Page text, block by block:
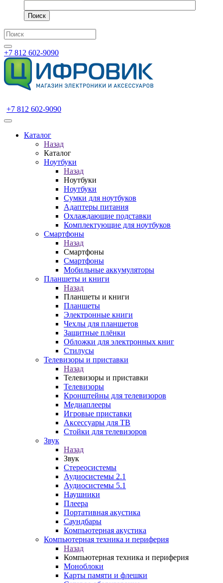
Поиск
+7 812 602-9090
+7 812 602-9090
Каталог
Назад
Каталог
Ноутбуки
Назад
Ноутбуки
Ноутбуки
Сумки для ноутбуков
Адаптеры питания
Охлаждающие подставки
Комплектующие для ноутбуков
Смартфоны
Назад
Смартфоны
Смартфоны
Мобильные аккумуляторы
Планшеты и книги
Назад
Планшеты и книги
Планшеты
Электронные книги
Чехлы для планшетов
Защитные плёнки
Обложки для электронных книг
Стилусы
Телевизоры и приставки
Назад
Телевизоры и приставки
Телевизоры
Кронштейны для телевизоров
Медиаплееры
Игровые приставки
Аксессуары для ТВ
Стойки для телевизоров
Звук
Назад
Звук
Стереосистемы
Аудиосистемы 2.1
Аудиосистемы 5.1
Наушники
Плеера
Портативная акустика
Саундбары
Компьютерная акустика
Компьютерная техника и периферия
Назад
Компьютерная техника и периферия
Моноблоки
Карты памяти и флешки